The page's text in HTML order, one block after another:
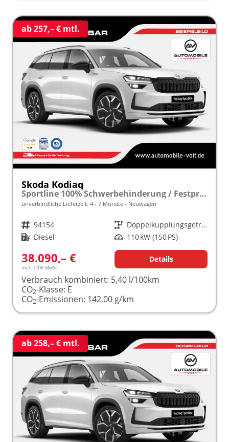
ab 257,– € mtl.
Skoda Kodiaq
Sportline 100% Schwerbehinderung / Festpreisgarantie* Modelljahr 2.0 TDI 150 PS DSG "Sonderangebot bei Schwerbehinderung" frei konfigurierbar!
unverbindliche Lieferzeit: 4 - 7 Monate Neuwagen
Fahrzeugnr. 94154 Getriebe
Doppelkupplungsgetriebe (DSG)
Kraftstoff Diesel Leistung 110 kW (150 PS)
38.090,– €
incl. 19% MwSt.
Details
Verbrauch kombiniert: 5,40 l/100km
CO2-Klasse: E
CO2-Emissionen: 142,00 g/km
ab 258,– € mtl.